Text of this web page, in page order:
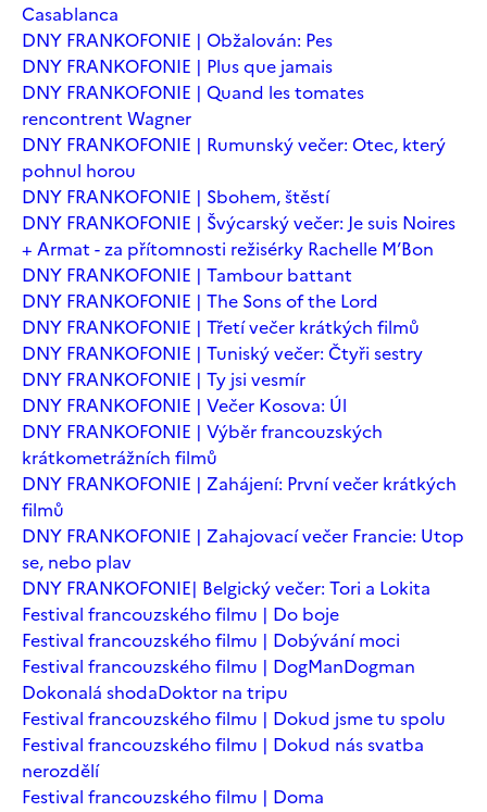
Casablanca
DNY FRANKOFONIE | Obžalován: Pes
DNY FRANKOFONIE | Plus que jamais
DNY FRANKOFONIE | Quand les tomates
rencontrent Wagner
DNY FRANKOFONIE | Rumunský večer: Otec, který
pohnul horou
DNY FRANKOFONIE | Sbohem, štěstí
DNY FRANKOFONIE | Švýcarský večer: Je suis Noires
+ Armat - za přítomnosti režisérky Rachelle M’Bon
DNY FRANKOFONIE | Tambour battant
DNY FRANKOFONIE | The Sons of the Lord
DNY FRANKOFONIE | Třetí večer krátkých filmů
DNY FRANKOFONIE | Tuniský večer: Čtyři sestry
DNY FRANKOFONIE | Ty jsi vesmír
DNY FRANKOFONIE | Večer Kosova: Úl
DNY FRANKOFONIE | Výběr francouzských
krátkometrážních filmů
DNY FRANKOFONIE | Zahájení: První večer krátkých
filmů
DNY FRANKOFONIE | Zahajovací večer Francie: Utop
se, nebo plav
DNY FRANKOFONIE| Belgický večer: Tori a Lokita
Festival francouzského filmu | Do boje
Festival francouzského filmu | Dobývání moci
Festival francouzského filmu | DogManDogman
Dokonalá shodaDoktor na tripu
Festival francouzského filmu | Dokud jsme tu spolu
Festival francouzského filmu | Dokud nás svatba
nerozdělí
Festival francouzského filmu | Doma